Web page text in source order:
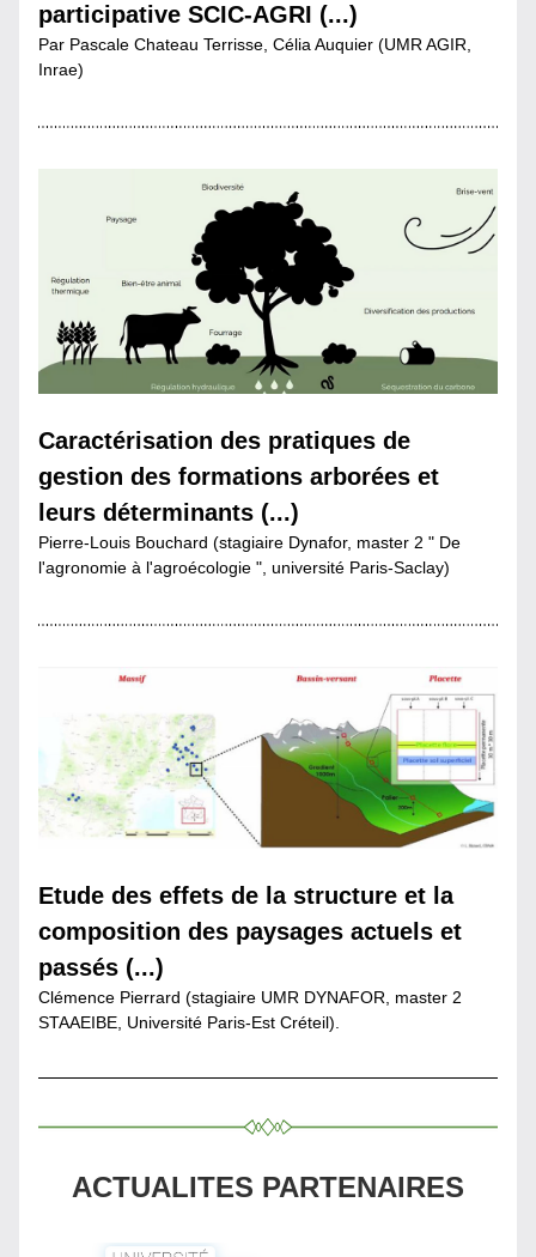
participative SCIC-AGRI (...)
Par Pascale Chateau Terrisse, Célia Auquier (UMR AGIR,
Inrae)
Caractérisation des pratiques de
gestion des formations arborées et
leurs déterminants (...)
Pierre-Louis Bouchard (stagiaire Dynafor, master 2 " De
l'agronomie à l'agroécologie ", université Paris-Saclay)
Etude des effets de la structure et la
composition des paysages actuels et
passés (...)
Clémence Pierrard (stagiaire UMR DYNAFOR, master 2
STAAEIBE, Université Paris-Est Créteil).
ACTUALITES PARTENAIRES